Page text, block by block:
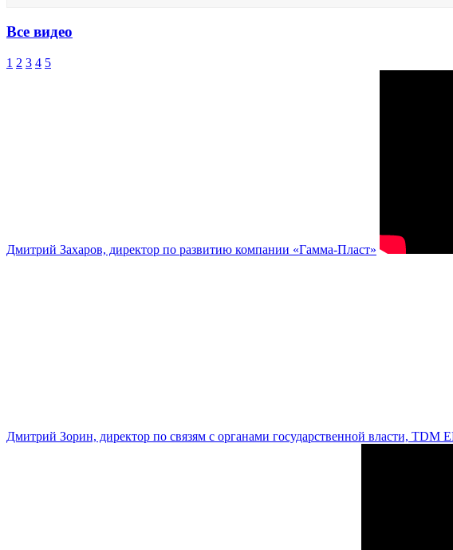
Все видео
1 2 3 4 5
Дмитрий Захаров, директор по развитию компании «Гамма-Пласт»
Дмитрий Зорин, директор по связям с органами государственной власти, TDM